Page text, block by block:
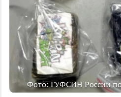
Фото: ГУФСИН России